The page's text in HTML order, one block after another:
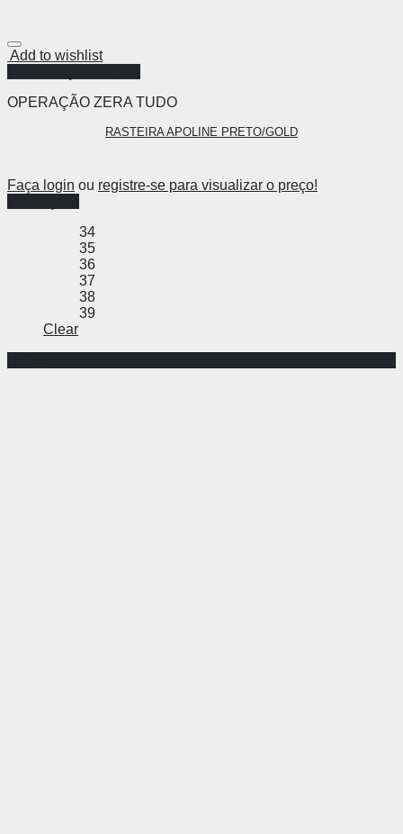
Add to wishlist
OPERAÇÃO ZERA TUDO
RASTEIRA APOLINE PRETO/GOLD
Faça login ou registre-se para visualizar o preço!
34
35
36
37
38
39
Clear